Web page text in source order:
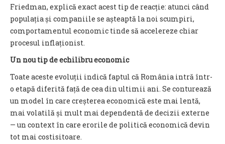
Friedman, explică exact acest tip de reacție: atunci când
populația și companiile se așteaptă la noi scumpiri,
comportamentul economic tinde să accelereze chiar
procesul inflaționist.
Un nou tip de echilibru economic
Toate aceste evoluții indică faptul că România intră într-
o etapă diferită față de cea din ultimii ani. Se conturează
un model în care creșterea economică este mai lentă,
mai volatilă și mult mai dependentă de decizii externe
— un context în care erorile de politică economică devin
tot mai costisitoare.